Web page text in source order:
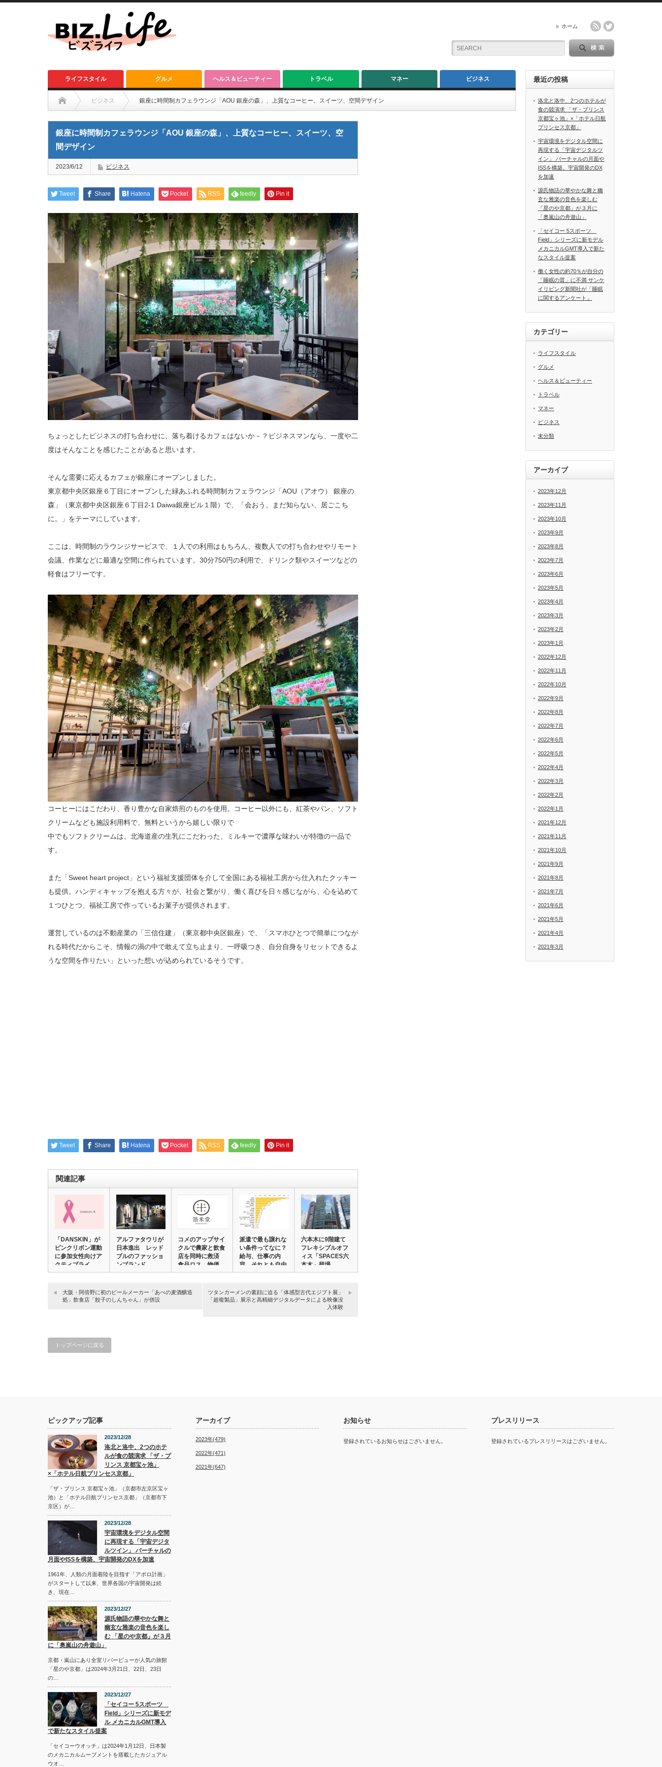
ホーム
ライフスタイル グルメ ヘルス＆ビューティー トラベル マネー ビジネス
ビジネス 銀座に時間制カフェラウンジ「AOU 銀座の森」、上質なコーヒー、スイーツ、空間デザイン
銀座に時間制カフェラウンジ「AOU 銀座の森」、上質なコーヒー、スイーツ、空
間デザイン
2023/6/12 ビジネス
Tweet Share Hatena Pocket RSS feedly Pin it
ちょっとしたビジネスの打ち合わせに、落ち着けるカフェはないか－？ビジネスマンなら、一度や二
度はそんなことを感じたことがあると思います。
そんな需要に応えるカフェが銀座にオープンしました。
東京都中央区銀座６丁目にオープンした緑あふれる時間制カフェラウンジ「AOU（アオウ） 銀座の
森」（東京都中央区銀座６丁目2-1 Daiwa銀座ビル１階）で、「会おう。まだ知らない、居ごこち
に。」をテーマにしています。
ここは、時間制のラウンジサービスで、１人での利用はもちろん、複数人での打ち合わせやリモート
会議、作業などに最適な空間に作られています。30分750円の利用で、ドリンク類やスイーツなどの
軽食はフリーです。
コーヒーにはこだわり、香り豊かな自家焙煎のものを使用。コーヒー以外にも、紅茶やパン、ソフト
クリームなども施設利用料で、無料というから嬉しい限りで
中でもソフトクリームは、北海道産の生乳にこだわった、ミルキーで濃厚な味わいが特徴の一品で
す。
また「Sweet heart project」という福祉支援団体を介して全国にある福祉工房から仕入れたクッキー
も提供。ハンディキャップを抱える方々が、社会と繋がり、働く喜びを日々感じながら、心を込めて
１つひとつ、福祉工房で作っているお菓子が提供されます。
運営しているのは不動産業の「三信住建」（東京都中央区銀座）で、「スマホひとつで簡単につなが
れる時代だからこそ、情報の渦の中で敢えて立ち止まり、一呼吸つき、自分自身をリセットできるよ
うな空間を作りたい」といった想いが込められているそうです。
Tweet Share Hatena Pocket RSS feedly Pin it
関連記事
「DANSKIN」が
ピンクリボン運動
に参加女性向けア
クティブライ…
アルファタウリが
日本進出 レッド
ブルのファッショ
ンブランド
コメのアップサイ
クルで農家と飲食
店を同時に救済
食品ロス、物価
高…
派遣で最も譲れな
い条件ってなに？
給与、仕事の内
容、それとも自由
度…
六本木に9階建て
フレキシブルオフ
ィス「SPACES六
本木」登場 …
大阪・阿倍野に初のビールメーカー「あべの麦酒醸造
処」飲食店「餃子のしんちゃん」が併設
ツタンカーメンの素顔に迫る「体感型古代エジプト展」
「超複製品」展示と高精細デジタルデータによる映像没
入体験
トップページに戻る
最近の投稿
洛北と洛中、2つのホテルが
食の競演求 「ザ・プリンス
京都宝ヶ池」×「ホテル日航
プリンセス京都」
宇宙環境をデジタル空間に
再現する「宇宙デジタルツ
イン」 バーチャルの月面や
ISSを構築、宇宙開発のDX
を加速
源氏物語の華やかな舞と幽
玄な雅楽の音色を楽しむ
「星のや京都」が３月に
「奥嵐山の舟遊山」
「セイコー 5スポーツ
Field」シリーズに新モデル
メカニカルGMT導入で新た
なスタイル提案
働く女性の約70％が自分の
「睡眠の質」に不満 サンケ
イリビング新聞社が「睡眠
に関するアンケート」
カテゴリー
ライフスタイル
グルメ
ヘルス＆ビューティー
トラベル
マネー
ビジネス
未分類
アーカイブ
2023年12月
2023年11月
2023年10月
2023年9月
2023年8月
2023年7月
2023年6月
2023年5月
2023年4月
2023年3月
2023年2月
2023年1月
2022年12月
2022年11月
2022年10月
2022年9月
2022年8月
2022年7月
2022年6月
2022年5月
2022年4月
2022年3月
2022年2月
2022年1月
2021年12月
2021年11月
2021年10月
2021年9月
2021年8月
2021年7月
2021年6月
2021年5月
2021年4月
2021年3月
ピックアップ記事
2023/12/28
洛北と洛中、2つのホテ
ルが食の競演求 「ザ・プ
リンス 京都宝ヶ池」
×「ホテル日航プリンセス京都」
「ザ・プリンス 京都宝ヶ池」（京都市左京区宝ヶ
池）と「ホテル日航プリンセス京都」（京都市下
京区）が…
2023/12/28
宇宙環境をデジタル空間
に再現する「宇宙デジタ
ルツイン」 バーチャルの
月面やISSを構築、宇宙開発のDXを加速
1961年、人類の月面着陸を目指す「アポロ計画」
がスタートして以来、世界各国の宇宙開発は続
き、現在…
2023/12/27
源氏物語の華やかな舞と
幽玄な雅楽の音色を楽し
む 「星のや京都」が３月
に「奥嵐山の舟遊山」
京都・嵐山にあり全室リバービューが人気の旅館
「星のや京都」は2024年3月21日、22日、23日
の…
2023/12/27
「セイコー 5スポーツ
Field」シリーズに新モデ
ル メカニカルGMT導入
で新たなスタイル提案
「セイコーウオッチ」は2024年1月12日、日本製
のメカニカルムーブメントを搭載したカジュアル
ウオ…
アーカイブ
2023年(479)
2022年(471)
2021年(647)
お知らせ
登録されているお知らせはございません。
プレスリリース
登録されているプレスリリースはございません。